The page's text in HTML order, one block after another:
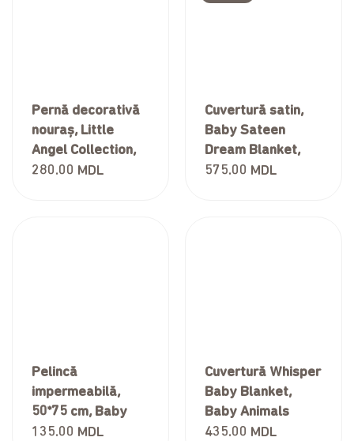
Pernă decorativă
nouraș, Little
Angel Collection,
Albastru
280.00 MDL
Cuvertură satin,
Baby Sateen
Dream Blanket,
Animal Toys,
575.00 MDL
Pelincă
impermeabilă,
50*75 cm, Baby
pink
135.00 MDL
Cuvertură Whisper
Baby Blanket,
Baby Animals
435.00 MDL